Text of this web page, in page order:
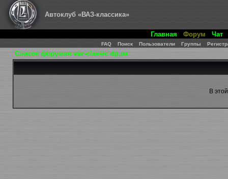
Автоклуб «ВАЗ-классика»
Главная Форум Чат
FAQ Поиск Пользователи Группы
Список форумов vaz-classic.dp.ua
В